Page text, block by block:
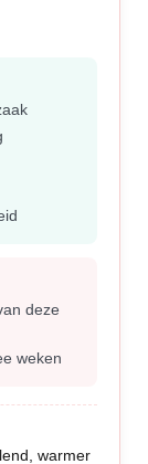
deze
weken
warmer